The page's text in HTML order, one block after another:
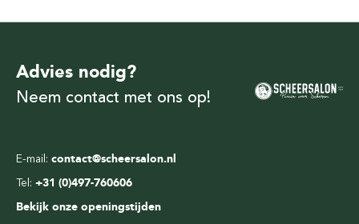
E-mail: contact@scheersalon.nl
Tel: +31 (0)497-760606
Bekijk onze openingstijden
Advies nodig?
Neem contact met ons op!